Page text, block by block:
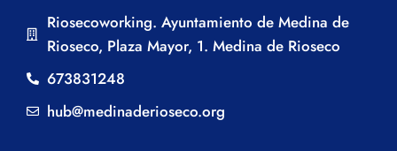
Riosecoworking. Ayuntamiento de Medina de
Rioseco, Plaza Mayor, 1. Medina de Rioseco
673831248
hub@medinaderioseco.org